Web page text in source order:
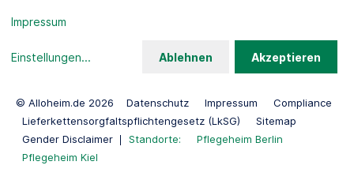
KOOPERATIONSPARTNER
© Alloheim.de 2026 Datenschutz Impressum
Compliance
Lieferkettensorgfaltspflichtengesetz (LkSG)
Sitemap
Gender Disclaimer
Standorte:
Pflegeheim Berlin
Pflegeheim Kiel
Impressum
Einstellungen... Ablehnen Akzeptieren